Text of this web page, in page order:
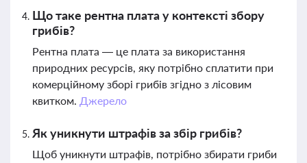
Що таке рентна плата у контексті збору
грибів?
Рентна плата — це плата за використання
природних ресурсів, яку потрібно сплатити при
комерційному зборі грибів згідно з лісовим
квитком. Джерело
Як уникнути штрафів за збір грибів?
Щоб уникнути штрафів, потрібно збирати гриби